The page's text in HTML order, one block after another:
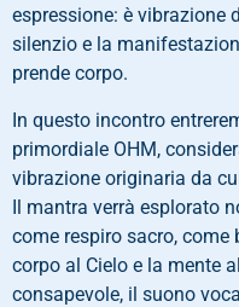
espressione: è vibrazione
silenzio e la
prende corpo.
In questo incontro
primordiale OHM,
vibrazione originaria da
Il mantra verrà esplorato
come respiro sacro,
corpo al Cielo e la mente
consapevole, il suono